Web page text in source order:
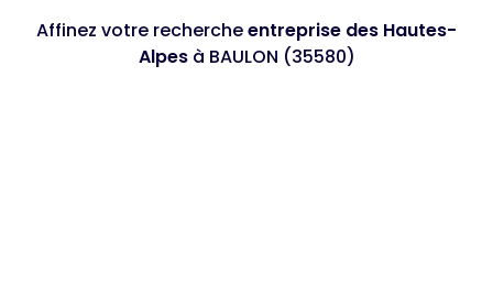
Affinez votre rechercheentreprise des Hautes-
Alpesà BAULON (35580)